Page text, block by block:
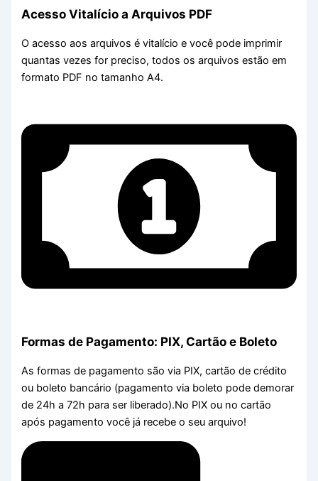
Acesso Vitalício a Arquivos PDF
O acesso aos arquivos é vitalício e você pode imprimir
quantas vezes for preciso, todos os arquivos estão em
formato PDF no tamanho A4.
Formas de Pagamento: PIX, Cartão e Boleto
As formas de pagamento são via PIX, cartão de crédito
ou boleto bancário (pagamento via boleto pode demorar
de 24h a 72h para ser liberado).No PIX ou no cartão
após pagamento você já recebe o seu arquivo!